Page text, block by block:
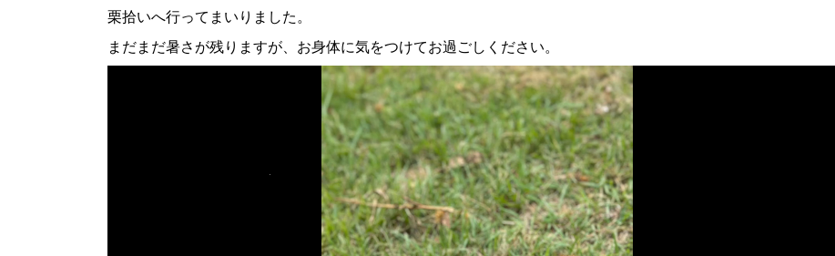
栗拾いへ行ってまいりました。
まだまだ暑さが残りますが、お身体に気をつけてお過ごしください。